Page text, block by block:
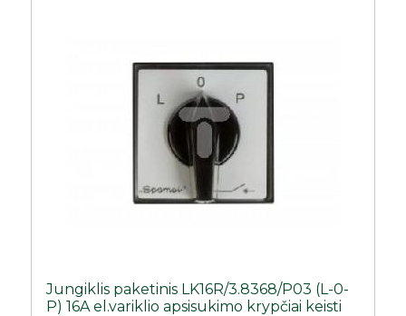
Jungiklis paketinis LK16R/3.8368/P03 (L-0-
P) 16A el.variklio apsisukimo krypčiai keisti